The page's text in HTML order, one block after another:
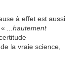
à effet est aussi
...hautement
la vraie science,